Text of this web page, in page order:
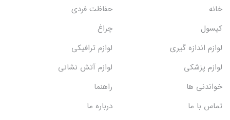
خانه
حفاظت فردی
کپسول
چراغ
لوازم اندازه گیری
لوازم ترافیکی
لوازم پزشکی
لوازم آتش نشانی
خواندنی ها
راهنما
تماس با ما
درباره ما